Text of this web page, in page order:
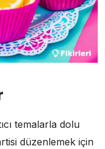
temalarla dolu
düzenlemek için